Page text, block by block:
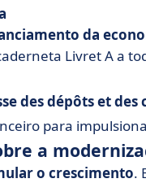
da
Livret A a
des dépôts et
para
a
o crescimento.